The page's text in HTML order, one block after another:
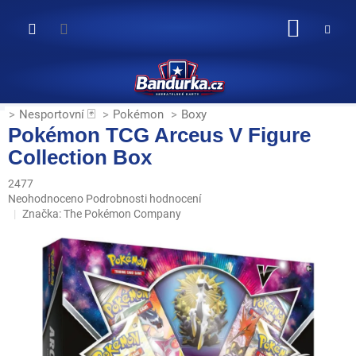
obsah
Nesportovní 🃏 Pokémon Boxy
Pokémon TCG Arceus V Figure
Collection Box
2477
Průměrné
hodnocení
hvězdiček.
Neohodnoceno Podrobnosti hodnocení
Značka:The Pokémon Company